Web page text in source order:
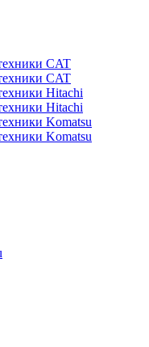
CAT
CAT
Hitachi
Hitachi
Komatsu
Komatsu